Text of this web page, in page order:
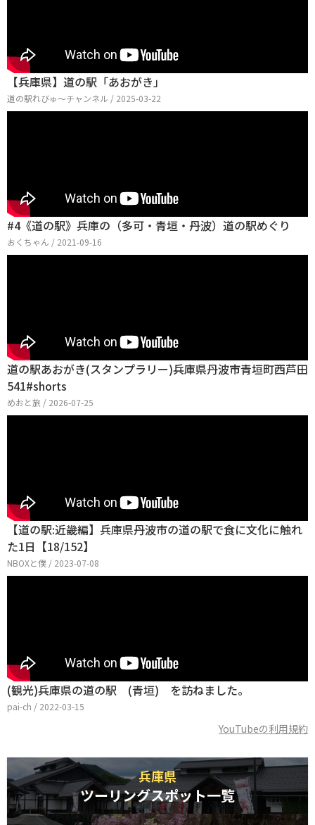
【兵庫県】道の駅「あおがき」
道の駅れびゅ〜チャンネル / 2025-03-22
#4《道の駅》兵庫の（多可・青垣・丹波）道の駅めぐり
おくちゃん / 2021-09-16
道の駅あおがき(スタンプラリー)兵庫県丹波市青垣町西芦田
541#shorts
めおと旅 / 2026-07-25
【道の駅:近畿編】兵庫県丹波市の道の駅で食に文化に触れ
た1日【18/152】
NBOXと僕 / 2023-07-08
(観光)兵庫県の道の駅 (青垣) を訪ねました。
pai-ch / 2022-03-15
YouTubeの利用規約
兵庫県
ツーリングスポット一覧